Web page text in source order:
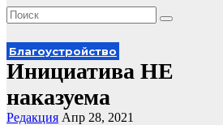
Благоустройство
Инициатива НЕ
наказуема
Редакция Апр 28, 2021